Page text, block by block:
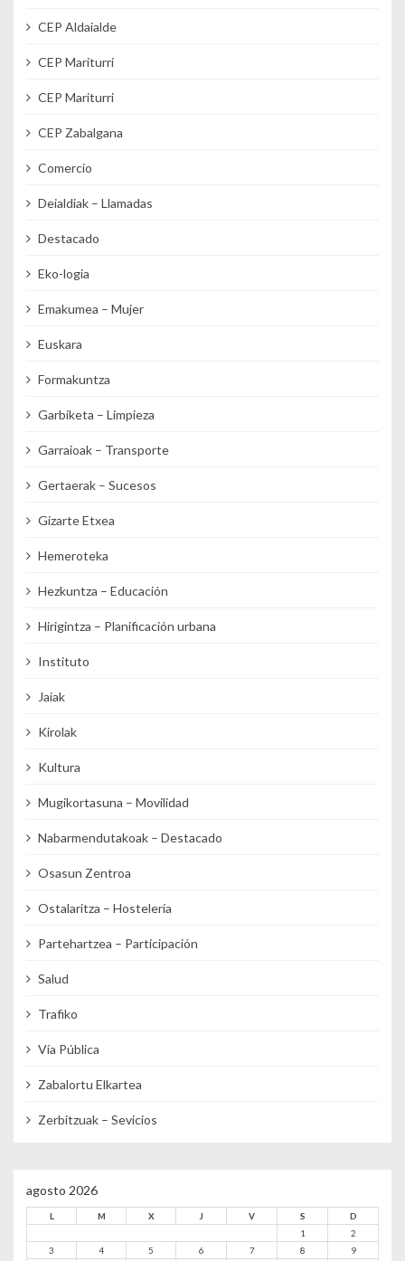
CEP Aldaialde
CEP Mariturri
CEP Mariturri
CEP Zabalgana
Comercio
Deialdiak – Llamadas
Destacado
Eko-logia
Emakumea – Mujer
Euskara
Formakuntza
Garbiketa – Limpieza
Garraioak – Transporte
Gertaerak – Sucesos
Gizarte Etxea
Hemeroteka
Hezkuntza – Educación
Hirigintza – Planificación urbana
Instituto
Jaiak
Kirolak
Kultura
Mugikortasuna – Movilidad
Nabarmendutakoak – Destacado
Osasun Zentroa
Ostalaritza – Hostelería
Partehartzea – Participación
Salud
Trafiko
Vía Pública
Zabalortu Elkartea
Zerbitzuak – Sevicios
agosto 2026
L M X J V S
D
1
2
3
4 5 6 7 8 9